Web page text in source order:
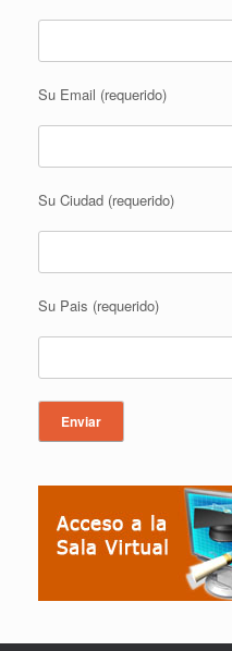
Su Email (requerido)
Su Ciudad (requerido)
Su Pais (requerido)